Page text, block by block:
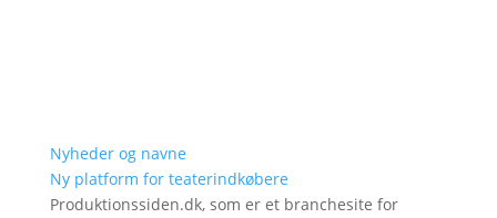
Nyheder og navne
Ny platform for teaterindkøbere
Produktionssiden.dk, som er et branchesite for